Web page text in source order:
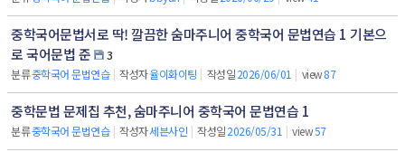
중학국어문법서로 딱! 깔끔한 숨마주니어 중학국어 문법연습 1 기본으
로 국어문법 준
3
분류중학국어 문법연습 | 작성자율이화이팅 | 작성일2026/06/01 | view87
중학문법 문제집 추천, 숨마주니어 중학국어 문법연습 1
분류중학국어 문법연습 | 작성자세븐사인 | 작성일2026/05/31 | view57